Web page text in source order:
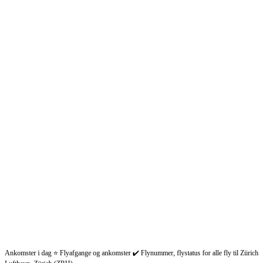
Ankomster i dag ⭐ Flyafgange og ankomster ✔️ Flynummer, flystatus for alle fly til Zürich